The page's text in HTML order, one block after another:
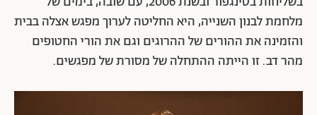
מלחמת לבנון השנייה, היא החליטה לערוך מפגש אצלה בבית
והזמינה את ההורים של ההרוגים וגם את הורי החטופים
מהר דב. זו הייתה ההתחלה של מסורת של מפגשים.